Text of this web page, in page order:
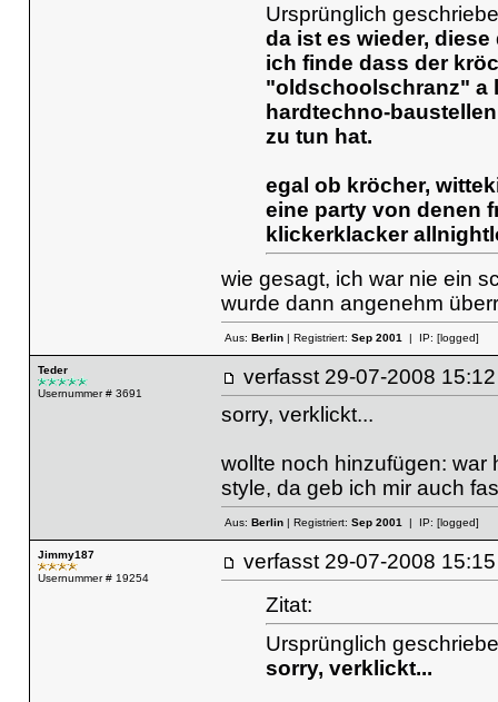
Ursprünglich
da ist es wieder,
ich finde dass der
"oldschoolschranz" a
hardtechno-
zu tun hat.
egal ob kröcher,
eine party von denen
klickerklacker
wie gesagt, ich war nie ein
wurde dann angenehm
Aus: Berlin| Registriert: Sep 2001| IP: [logged]
Teder
Usernummer # 3691
verfasst 29-07-2008
sorry, verklickt...
wollte noch hinzufügen: war
style, da geb ich mir auch
Aus: Berlin| Registriert: Sep 2001| IP: [logged]
Jimmy187
Usernummer # 19254
verfasst 29-07-2008
Zitat:
Ursprünglich
sorry, verklickt...